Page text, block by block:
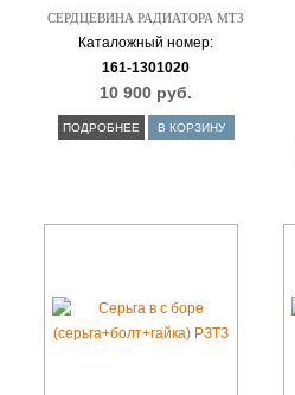
СЕРДЦЕВИНА РАДИАТОРА МТЗ
Каталожный номер:
161-1301020
10 900 руб.
ПОДРОБНЕЕ В КОРЗИНУ